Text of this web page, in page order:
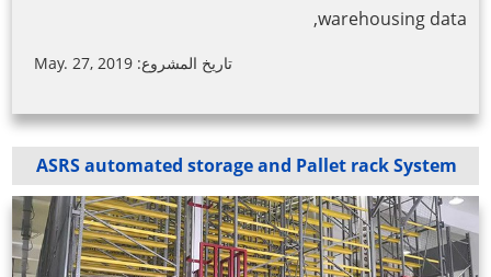
warehousing data,
تاريخ المشروع: May. 27, 2019
ASRS automated storage and Pallet rack System